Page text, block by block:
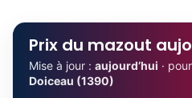
Prix du mazout
Mise à jour : aujourd’hui · pour
Doiceau (1390)